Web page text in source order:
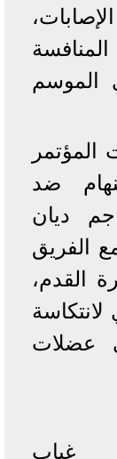
الموسم
ضد
ديان
الفريق
القدم،
عضلات
غياب